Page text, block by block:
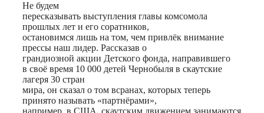
Не будем
пересказывать выступления главы комсомола
прошлых лет и его соратников,
остановимся лишь на том, чем привлёк внимание
прессы наш лидер. Рассказав о
грандиозной акции Детского фонда, направившего
в своё время 10 000 детей Чернобыля в скаутские
лагеря 30 стран
мира, он сказал о том всранах, которых теперь
принято называть «партнёрами»,